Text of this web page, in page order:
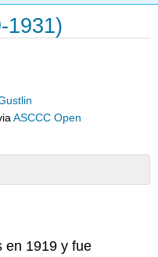
1931)
ASCCC Open
en 1919 y fue